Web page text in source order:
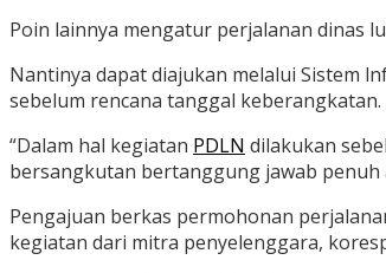
Poin lainnya mengatur perjalanan dinas
Nantinya dapat diajukan melalui Sistem
sebelum rencana tanggal keberangkatan.
“Dalam hal kegiatan PDLN dilakukan
bersangkutan bertanggung jawab penuh
Pengajuan berkas permohonan
kegiatan dari mitra penyelenggara,